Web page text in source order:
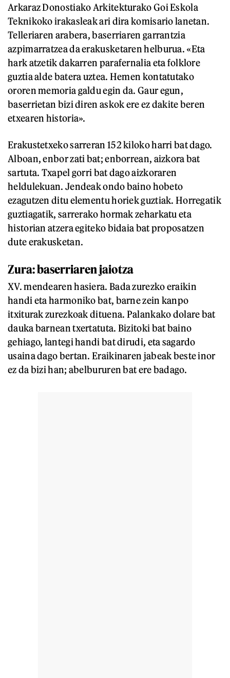
Arkaraz Donostiako Arkitekturako Goi Eskola
Teknikoko irakasleak ari dira komisario lanetan.
Telleriaren arabera, baserriaren garrantzia
azpimarratzea da erakusketaren helburua. «Eta
hark atzetik dakarren parafernalia eta folklore
guztia alde batera uztea. Hemen kontatutako
ororen memoria galdu egin da. Gaur egun,
baserrietan bizi diren askok ere ez dakite beren
etxearen historia».
Erakustetxeko sarreran 152 kiloko harri bat dago.
Alboan, enbor zati bat; enborrean, aizkora bat
sartuta. Txapel gorri bat dago aizkoraren
heldulekuan. Jendeak ondo baino hobeto
ezagutzen ditu elementu horiek guztiak. Horregatik
guztiagatik, sarrerako hormak zeharkatu eta
historian atzera egiteko bidaia bat proposatzen
dute erakusketan.
Zura: baserriaren jaiotza
XV. mendearen hasiera. Bada zurezko eraikin
handi eta harmoniko bat, barne zein kanpo
itxiturak zurezkoak dituena. Palankako dolare bat
dauka barnean txertatuta. Bizitoki bat baino
gehiago, lantegi handi bat dirudi, eta sagardo
usaina dago bertan. Eraikinaren jabeak beste inor
ez da bizi han; abelbururen bat ere badago.